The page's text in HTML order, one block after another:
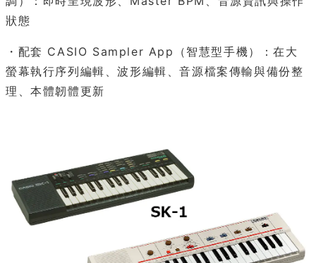
狀態
・配套 CASIO Sampler App（智慧型手機）：在大
螢幕執行序列編輯、波形編輯、音源檔案傳輸與備份整
理、本體韌體更新